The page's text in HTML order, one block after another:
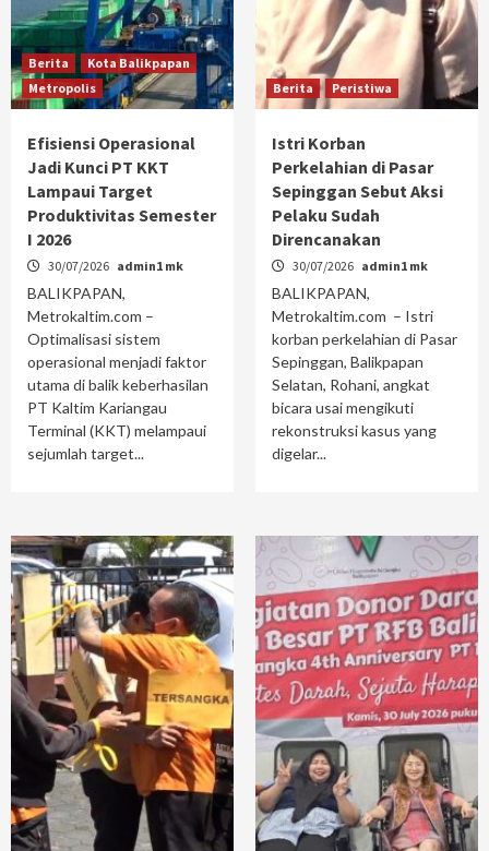
Berita
Kota Balikpapan
Metropolis
Efisiensi Operasional
Jadi Kunci PT KKT
Lampaui Target
Produktivitas Semester
I 2026
30/07/2026 admin1 mk
BALIKPAPAN,
Metrokaltim.com –
Optimalisasi sistem
operasional menjadi faktor
utama di balik keberhasilan
PT Kaltim Kariangau
Terminal (KKT) melampaui
sejumlah target...
Berita Peristiwa
Istri Korban
Perkelahian di Pasar
Sepinggan Sebut Aksi
Pelaku Sudah
Direncanakan
30/07/2026 admin1 mk
BALIKPAPAN,
Metrokaltim.com – Istri
korban perkelahian di Pasar
Sepinggan, Balikpapan
Selatan, Rohani, angkat
bicara usai mengikuti
rekonstruksi kasus yang
digelar...